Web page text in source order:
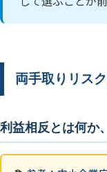
両手取りリス
利益相反とは何か